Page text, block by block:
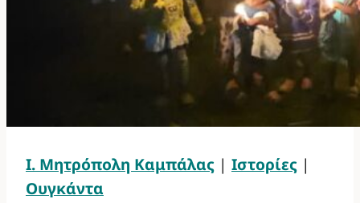
Ι. Μητρόπολη Καμπάλας | Ιστορίες |
Ουγκάντα